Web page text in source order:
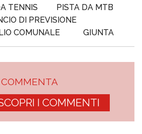
TENNIS
PISTA DA MTB
DI PREVISIONE
COMUNALE
GIUNTA
COMMENTA
I COMMENTI